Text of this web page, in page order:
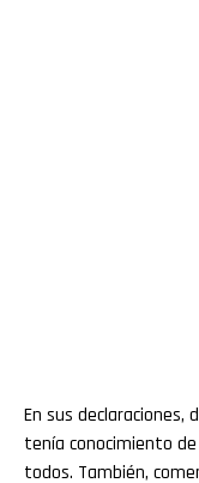
En sus
tenía conocimiento
todos. También,